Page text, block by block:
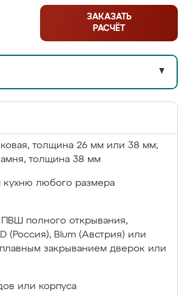
ЗАКАЗАТЬ
РАСЧЁТ
▼
толщина 26 мм или 38 мм;
толщина 38 мм
кухню любого размера
ПВШ полного открывания,
(Россия), Blum (Австрия) или
закрыванием дверок или
или корпуса